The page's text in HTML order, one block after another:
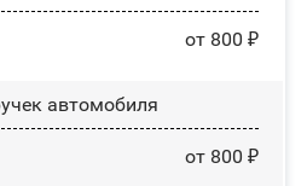
от 800 ₽
автомобиля
от 800 ₽